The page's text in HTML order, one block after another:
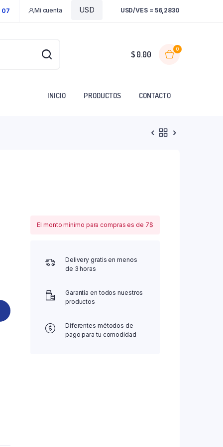
07 Mi cuenta USD/VES = 56,2830
$ 0.00
0
INICIO PRODUCTOS CONTACTO
El monto mínimo para compras es de 7$
Delivery gratis en menos
de 3 horas
Garantía en todos nuestros
productos
Diferentes métodos de
pago para tu comodidad